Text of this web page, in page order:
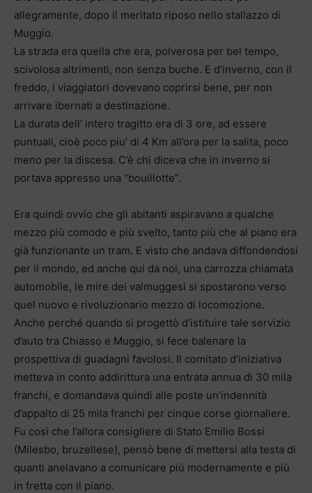
allegramente, dopo il meritato riposo nello stallazzo di
Muggio.
La strada era quella che era, polverosa per bel tempo,
scivolosa altrimenti, non senza buche. E d’inverno, con il
freddo, i viaggiatori dovevano coprirsi bene, per non
arrivare ibernati a destinazione.
La durata dell’ intero tragitto era di 3 ore, ad essere
puntuali, cioè poco piu’ di 4 Km all’ora per la salita, poco
meno per la discesa. C’è chi diceva che in inverno si
portava appresso una “bouillotte”.
Era quindi ovvio che gli abitanti aspiravano a qualche
mezzo più comodo e più svelto, tanto più che al piano era
già funzionante un tram. E visto che andava diffondendosi
per il mondo, ed anche qui da noi, una carrozza chiamata
automobile, le mire dei valmuggesi si spostarono verso
quel nuovo e rivoluzionario mezzo di locomozione.
Anche perché quando si progettò d’istituire tale servizio
d’auto tra Chiasso e Muggio, si fece balenare la
prospettiva di guadagni favolosi. Il comitato d’iniziativa
metteva in conto addirittura una entrata annua di 30 mila
franchi, e domandava quindi alle poste un’indennità
d’appalto di 25 mila franchi per cinque corse giornaliere.
Fu così che l’allora consigliere di Stato Emilio Bossi
(Milesbo, bruzellese), pensò bene di mettersi alla testa di
quanti anelavano a comunicare più modernamente e più
in fretta con il piano.